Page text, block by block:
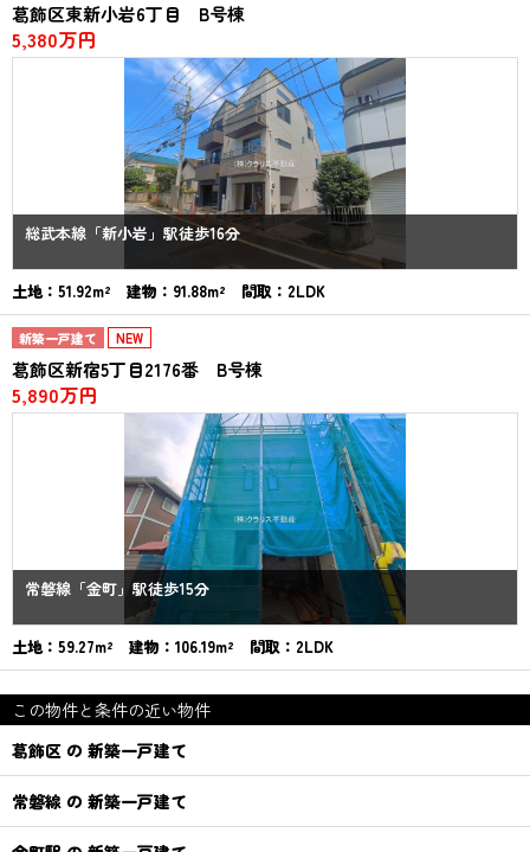
葛飾区東新小岩6丁目 B号棟
5,380万円
総武本線「新小岩」駅徒歩16分
土地：51.92m² 建物：91.88m² 間取：2LDK
新築一戸建て NEW
葛飾区新宿5丁目2176番 B号棟
5,890万円
常磐線「金町」駅徒歩15分
土地：59.27m² 建物：106.19m² 間取：2LDK
この物件と条件の近い物件
葛飾区 の 新築一戸建て
常磐線 の 新築一戸建て